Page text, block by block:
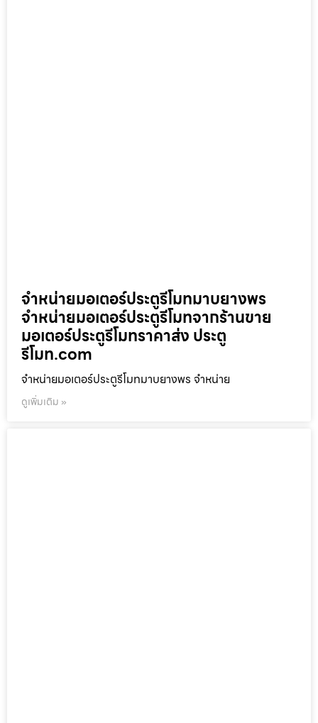
จำหน่ายมอเตอร์ประตูรีโมทมาบยางพร
จำหน่ายมอเตอร์ประตูรีโมทจากร้านขาย
มอเตอร์ประตูรีโมทราคาส่ง ประตู
รีโมท.com
จำหน่ายมอเตอร์ประตูรีโมทมาบยางพร จำหน่าย
ดูเพิ่มเติม »